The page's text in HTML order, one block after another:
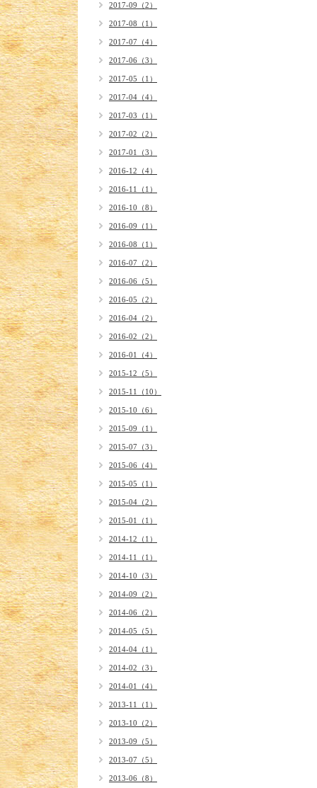
2017-09（2）
2017-08（1）
2017-07（4）
2017-06（3）
2017-05（1）
2017-04（4）
2017-03（1）
2017-02（2）
2017-01（3）
2016-12（4）
2016-11（1）
2016-10（8）
2016-09（1）
2016-08（1）
2016-07（2）
2016-06（5）
2016-05（2）
2016-04（2）
2016-02（2）
2016-01（4）
2015-12（5）
2015-11（10）
2015-10（6）
2015-09（1）
2015-07（3）
2015-06（4）
2015-05（1）
2015-04（2）
2015-01（1）
2014-12（1）
2014-11（1）
2014-10（3）
2014-09（2）
2014-06（2）
2014-05（5）
2014-04（1）
2014-02（3）
2014-01（4）
2013-11（1）
2013-10（2）
2013-09（5）
2013-07（5）
2013-06（8）